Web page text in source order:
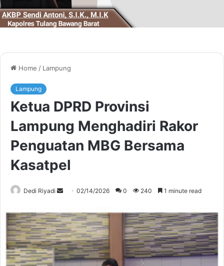
Home / Lampung
Lampung
Ketua DPRD Provinsi
Lampung Menghadiri Rakor
Penguatan MBG Bersama
Kasatpel
Dedi Riyadi
Send
email
02/14/2026 0 240 1 minute read